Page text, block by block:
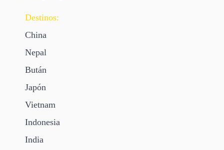
Destinos:
China
Nepal
Bután
Japón
Vietnam
Indonesia
India